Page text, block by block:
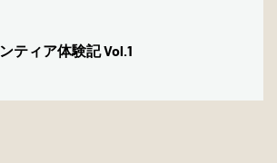
ティア体験記 Vol.1